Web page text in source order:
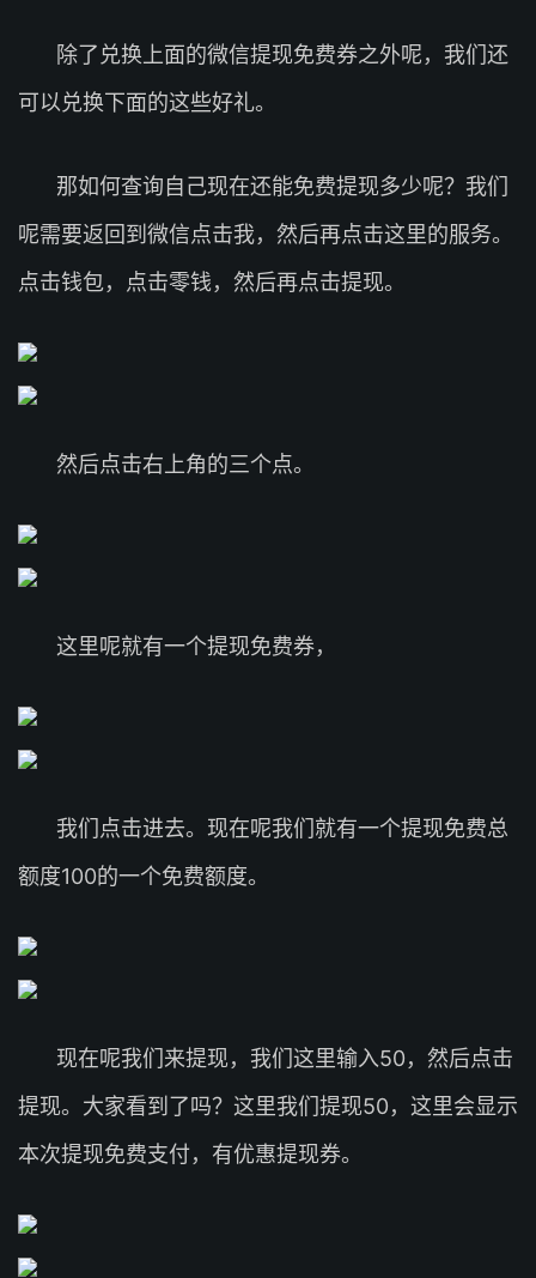
除了兑换上面的微信提现免费券之外呢，我们还
可以兑换下面的这些好礼。
那如何查询自己现在还能免费提现多少呢？我们
呢需要返回到微信点击我，然后再点击这里的服务。
点击钱包，点击零钱，然后再点击提现。
然后点击右上角的三个点。
这里呢就有一个提现免费券，
我们点击进去。现在呢我们就有一个提现免费总
额度100的一个免费额度。
现在呢我们来提现，我们这里输入50，然后点击
提现。大家看到了吗？这里我们提现50，这里会显示
本次提现免费支付，有优惠提现券。